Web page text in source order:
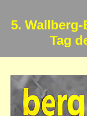
5.
Tag